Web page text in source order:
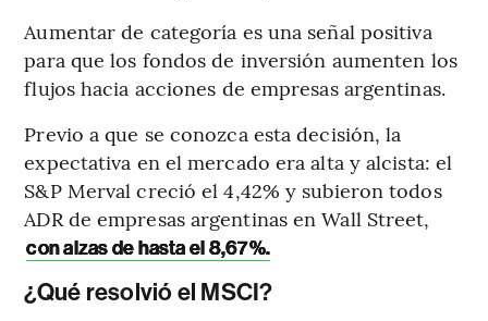
Aumentar de categoría es una señal positiva
para que los fondos de inversión aumenten los
flujos hacia acciones de empresas argentinas.
Previo a que se conozca esta decisión, la
expectativa en el mercado era alta y alcista: el
S&P Merval creció el 4,42% y subieron todos
ADR de empresas argentinas en Wall Street,
con alzas de hasta el 8,67%.
¿Qué resolvió el MSCI?